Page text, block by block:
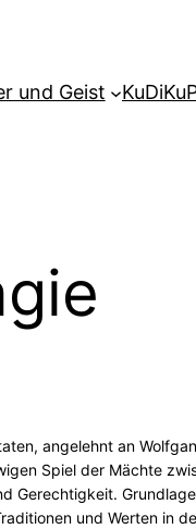
und Geist
angelehnt an
Spiel der Mächte
Gerechtigkeit.
und Werten in